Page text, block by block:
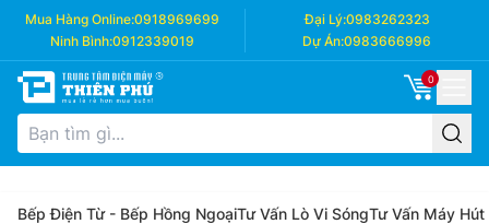
Mua Hàng Online:0918969699 Đại Lý:0983262323
Ninh Bình:0912339019 Dự Án:0983666996
0
Bếp Điện Từ - Bếp Hồng NgoạiTư Vấn Lò Vi SóngTư Vấn Máy Hút